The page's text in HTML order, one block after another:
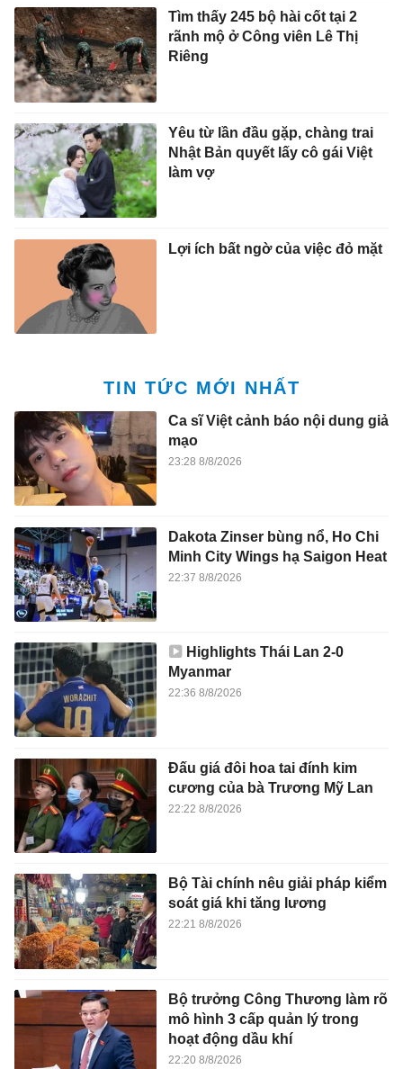
Tìm thấy 245 bộ hài cốt tại 2
rãnh mộ ở Công viên Lê Thị
Riêng
Yêu từ lần đầu gặp, chàng trai
Nhật Bản quyết lấy cô gái Việt
làm vợ
Lợi ích bất ngờ của việc đỏ mặt
TIN TỨC MỚI NHẤT
Ca sĩ Việt cảnh báo nội dung giả
mạo
23:28 8/8/2026
Dakota Zinser bùng nổ, Ho Chi
Minh City Wings hạ Saigon Heat
22:37 8/8/2026
Highlights Thái Lan 2-0
Myanmar
22:36 8/8/2026
Đấu giá đôi hoa tai đính kim
cương của bà Trương Mỹ Lan
22:22 8/8/2026
Bộ Tài chính nêu giải pháp kiểm
soát giá khi tăng lương
22:21 8/8/2026
Bộ trưởng Công Thương làm rõ
mô hình 3 cấp quản lý trong
hoạt động dầu khí
22:20 8/8/2026